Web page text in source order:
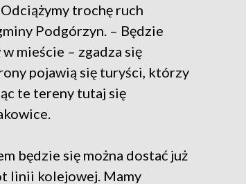
trochę ruch
Podgórzyn. – Będzie
mieście – zgadza się
pojawią się turyści, którzy
te tereny tutaj się
będzie się można dostać już
linii kolejowej. Mamy